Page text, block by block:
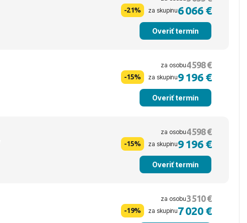
-21% za skupinu6 066 €
Overiť termín
za osobu4 598 €
-15% za skupinu9 196 €
Overiť termín
za osobu4 598 €
-15% za skupinu9 196 €
Overiť termín
za osobu3 510 €
-19% za skupinu7 020 €